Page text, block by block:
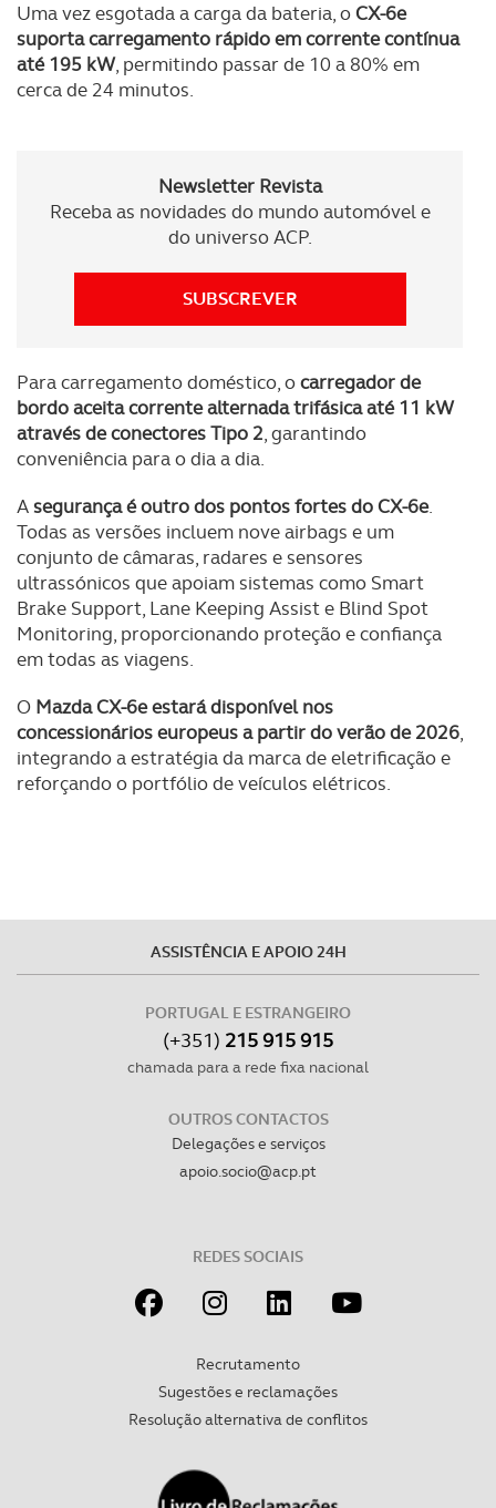
dados pessoais serão realizadas apenas com o seu
consentimento e quando tal se afigure estritamente
necessário no contexto dos serviços a prestar.
Consulte a política de cookies do site.
Uma vez esgotada a carga da bateria, oCX-6e
suporta carregamento rápido em corrente contínua
até 195 kW, permitindo passar de 10 a 80% em
cerca de 24 minutos.
Newsletter Revista
Receba as novidades do mundo automóvel e
do universo ACP.
SUBSCREVER
Para carregamento doméstico, ocarregador de
bordo aceita corrente alternada trifásica até 11 kW
através de conectores Tipo 2, garantindo
conveniência para o dia a dia.
Asegurança é outro dos pontos fortes do CX-6e.
Todas as versões incluem nove airbags e um
conjunto de câmaras, radares e sensores
ultrassónicos que apoiam sistemas como Smart
Brake Support, Lane Keeping Assist e Blind Spot
Monitoring, proporcionando proteção e confiança
em todas as viagens.
O Mazda CX-6e estará disponível nos
concessionários europeus a partir do verão de 2026,
integrando a estratégia da marca de eletrificação e
reforçando o portfólio de veículos elétricos.
ASSISTÊNCIA E APOIO 24H
PORTUGAL E ESTRANGEIRO
(+351) 215 915 915
chamada para a rede fixa nacional
OUTROS CONTACTOS
Delegações e serviços
apoio.socio@acp.pt
REDES SOCIAIS
Recrutamento
Sugestões e reclamações
Resolução alternativa de conflitos